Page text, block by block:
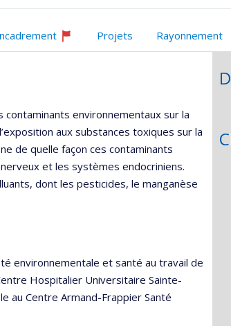
Ce
Projets Rayonnement
environnementaux sur la
aux substances toxiques sur la
de quelle façon ces contaminants
et les systèmes endocriniens.
dont les pesticides, le manganèse
environnementale et santé au travail de
Hospitalier Universitaire Sainte-
au Centre Armand-Frappier Santé